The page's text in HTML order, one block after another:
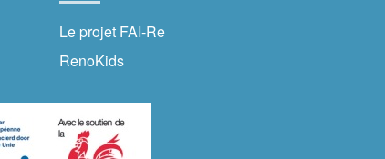
Le projet FAI-Re
RenoKids